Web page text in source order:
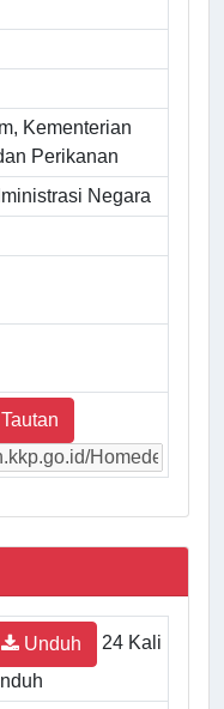
Kementerian
Perikanan
Negara
Unduh
24 Kali